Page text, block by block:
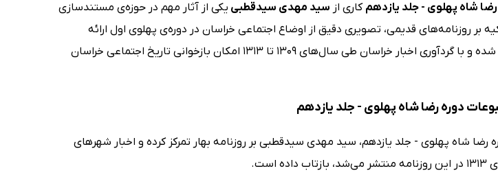
شاه پهلوی - جلد یازدهم کاری از سید مهدی سیدقطبی یکی از آثار مهم در حوزه‌ی مستندسازی
روزنامه‌های قدیمی، تصویری دقیق از اوضاع اجتماعی خراسان در دوره‌ی پهلوی اول ارائه
می‌دهد. این جلد بر روزنامه بهار تمرکز شده و با گردآوری اخبار خراسان طی سال‌های 1309 تا 1313 امکان بازخوانی تاریخ اجتماعی خراسان
دوره رضا شاه پهلوی - جلد یازدهم
رضا شاه پهلوی - جلد یازدهم، سید مهدی سیدقطبی بر روزنامه بهار تمرکز کرده و اخبار شهرهای